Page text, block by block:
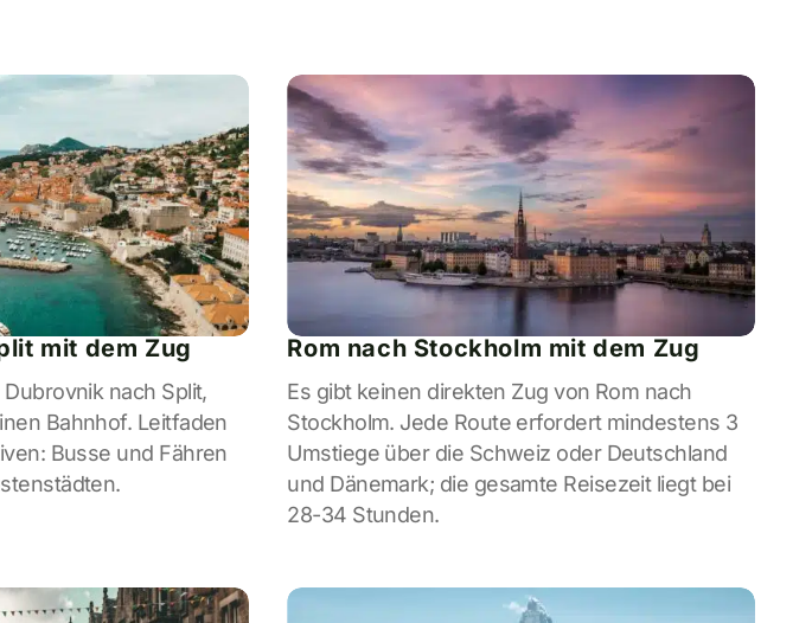
mit dem Zug
nach Split,
Bahnhof. Leitfaden
Busse und Fähren
Rom nach Stockholm mit dem Zug
Es gibt keinen direkten Zug von Rom nach
Stockholm. Jede Route erfordert mindestens 3
Umstiege über die Schweiz oder Deutschland
und Dänemark; die gesamte Reisezeit liegt bei
28-34 Stunden.